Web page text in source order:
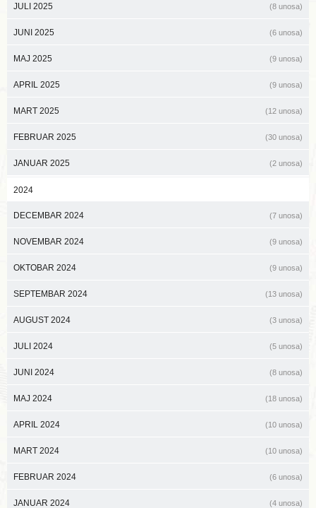
JULI 2025 (8 unosa)
JUNI 2025 (6 unosa)
MAJ 2025 (9 unosa)
APRIL 2025 (9 unosa)
MART 2025 (12 unosa)
FEBRUAR 2025 (30 unosa)
JANUAR 2025 (2 unosa)
2024
DECEMBAR 2024 (7 unosa)
NOVEMBAR 2024 (9 unosa)
OKTOBAR 2024 (9 unosa)
SEPTEMBAR 2024 (13 unosa)
AUGUST 2024 (3 unosa)
JULI 2024 (5 unosa)
JUNI 2024 (8 unosa)
MAJ 2024 (18 unosa)
APRIL 2024 (10 unosa)
MART 2024 (10 unosa)
FEBRUAR 2024 (6 unosa)
JANUAR 2024 (4 unosa)